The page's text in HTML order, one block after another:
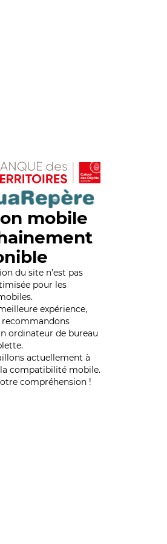
mobile
du site n’est pas
pour les
expérience,
recommandons
ordinateur de bureau
actuellement à
compatibilité mobile.
compréhension !